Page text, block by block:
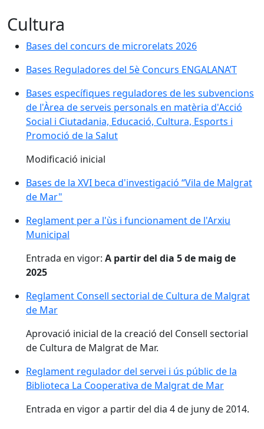
Cultura
Bases del concurs de microrelats 2026
Bases Reguladores del 5è Concurs ENGALANA’T
Bases específiques reguladores de les subvencions
de l'Àrea de serveis personals en matèria d'Acció
Social i Ciutadania, Educació, Cultura, Esports i
Promoció de la Salut
Modificació inicial
Bases de la XVI beca d'investigació “Vila de Malgrat
de Mar"
Reglament per a l'ùs i funcionament de l'Arxiu
Municipal
Entrada en vigor: A partir del dia 5 de maig de
2025
Reglament Consell sectorial de Cultura de Malgrat
de Mar
Aprovació inicial de la creació del Consell sectorial
de Cultura de Malgrat de Mar.
Reglament regulador del servei i ús públic de la
Biblioteca La Cooperativa de Malgrat de Mar
Entrada en vigor a partir del dia 4 de juny de 2014.